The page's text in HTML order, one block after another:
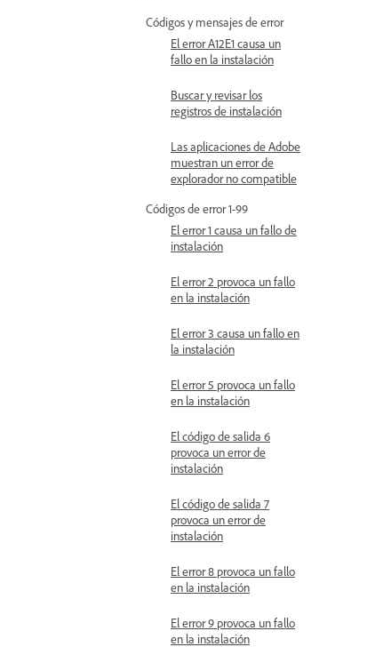
Códigos y mensajes de error
El error A12E1 causa un
fallo en la instalación
Buscar y revisar los
registros de instalación
Las aplicaciones de Adobe
muestran un error de
explorador no compatible
Códigos de error 1-99
El error 1 causa un fallo de
instalación
El error 2 provoca un fallo
en la instalación
El error 3 causa un fallo en
la instalación
El error 5 provoca un fallo
en la instalación
El código de salida 6
provoca un error de
instalación
El código de salida 7
provoca un error de
instalación
El error 8 provoca un fallo
en la instalación
El error 9 provoca un fallo
en la instalación